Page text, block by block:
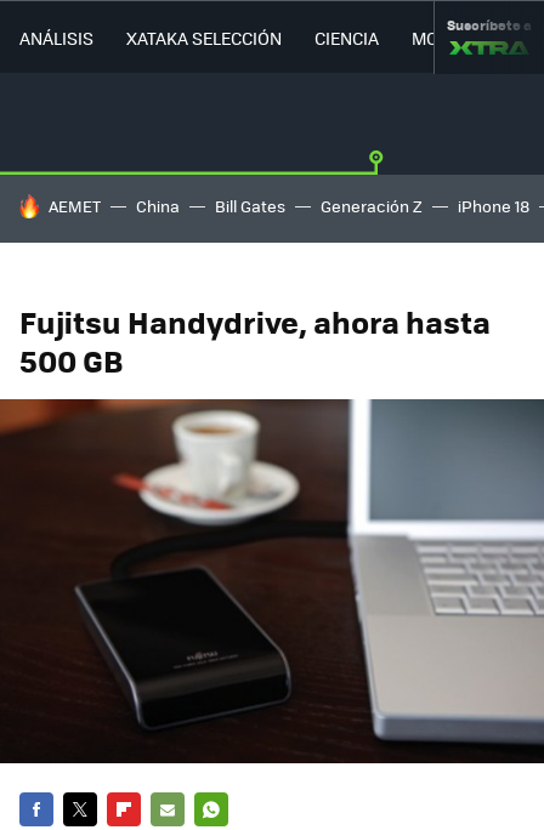
ANÁLISIS XATAKA SELECCIÓN CIENCIA MOVILIDAD
Suscríbete a
HOY SE HABLA DE
AEMET China Bill Gates Generación Z iPhone 18
Fujitsu Handydrive, ahora hasta
500 GB